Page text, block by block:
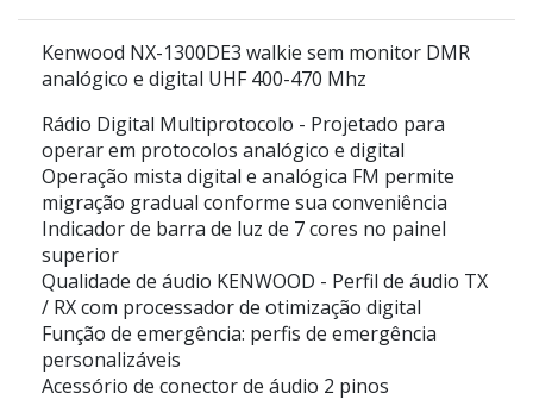
Kenwood NX-1300DE3 walkie sem monitor DMR
analógico e digital UHF 400-470 Mhz
Rádio Digital Multiprotocolo - Projetado para
operar em protocolos analógico e digital
Operação mista digital e analógica FM permite
migração gradual conforme sua conveniência
Indicador de barra de luz de 7 cores no painel
superior
Qualidade de áudio KENWOOD - Perfil de áudio TX
/ RX com processador de otimização digital
Função de emergência: perfis de emergência
personalizáveis
Acessório de conector de áudio 2 pinos